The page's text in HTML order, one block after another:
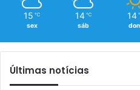
15 ℃
sex
14 ℃
sáb
14
Últimas notícias